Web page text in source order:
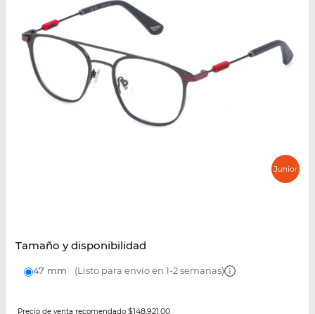
Tamaño y disponibilidad
47 mm (Listo para envío en 1-2 semanas)
Precio de venta recomendado $148.921,00